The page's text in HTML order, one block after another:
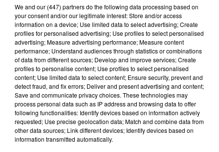
Publié : 28 avril 2022 à 10h44 par La Rédaction
Le téléphérique urbain toulousain sera inauguré
vendredi 13 mai 2022"indique Tisséo ce jeudi"sous
réserve des autorisation préfectorales". La marche à
blanc, qui a valeur de test, est toujours en cours. Elle
est la dernière étape"avant la délivrance de
l’autorisation préfectorale d’ouverture du service au grand
public"."Une phase essentielle pour l’exploitant"rappelle
l'opérateur de transport pour prendre en main
"l’ensemble des fonctionnalités, les procédures de
We and our (447) partnersdo the following data processing based on
your consent and/or our legitimate interest: Store and/or access
information on a device; Use limited data to select advertising; Create
profiles for personalised advertising; Use profiles to select personalised
advertising; Measure advertising performance; Measure content
performance; Understand audiences through statistics or combinations
of data from different sources; Develop and improve services; Create
profiles to personalise content; Use profiles to select personalised
content; Use limited data to select content; Ensure security, prevent and
detect fraud, and fix errors; Deliver and present advertising and content;
Save and communicate privacy choices. These technologies may
process personal data such as IP address and browsing data to offer
following functionalities: Identify devices based on information actively
requested; Use precise geolocation data; Match and combine data from
other data sources; Link different devices; Identify devices based on
information transmitted automatically.